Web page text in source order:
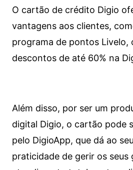
O cartão de crédito Digio
vantagens aos clientes,
programa de pontos Livelo,
descontos de até 60% na
Além disso, por ser um
digital Digio, o cartão pode
pelo DigioApp, que dá ao
praticidade de gerir os seus